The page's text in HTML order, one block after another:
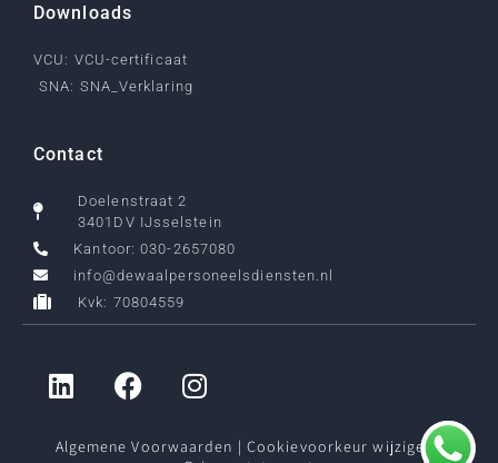
Downloads
VCU: VCU-certificaat
SNA: SNA_Verklaring
Contact
Doelenstraat 2
3401DV IJsselstein
Kantoor: 030-2657080
info@dewaalpersoneelsdiensten.nl
Kvk: 70804559
Algemene Voorwaarden | Cookievoorkeur wijzigen|